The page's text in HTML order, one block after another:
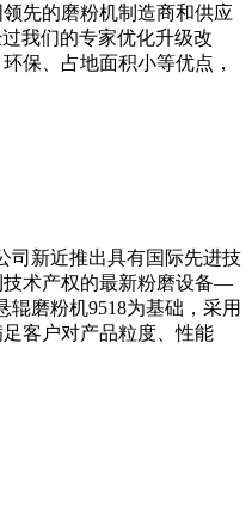
先的磨粉机制造商和供应
我们的专家优化升级改
保、占地面积小等优点，
司新近推出具有国际先进技
术产权的最新粉磨设备—
磨粉机9518为基础，采用
客户对产品粒度、性能